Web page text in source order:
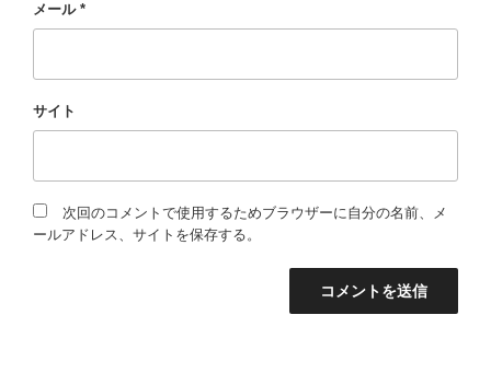
メール *
サイト
次回のコメントで使用するためブラウザーに自分の名前、メ
ールアドレス、サイトを保存する。